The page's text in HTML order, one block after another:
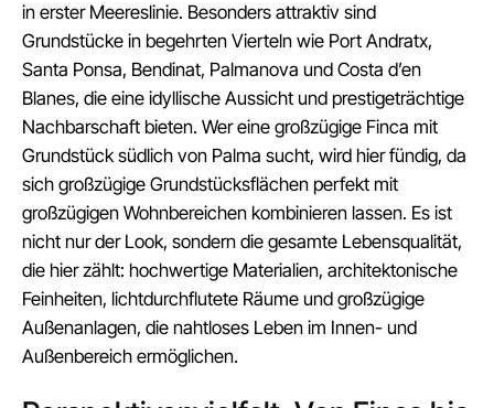
in erster Meereslinie. Besonders attraktiv sind
Grundstücke in begehrten Vierteln wie Port Andratx,
Santa Ponsa, Bendinat, Palmanova und Costa d’en
Blanes, die eine idyllische Aussicht und prestigeträchtige
Nachbarschaft bieten. Wer eine großzügige Finca mit
Grundstück südlich von Palma sucht, wird hier fündig, da
sich großzügige Grundstücksflächen perfekt mit
großzügigen Wohnbereichen kombinieren lassen. Es ist
nicht nur der Look, sondern die gesamte Lebensqualität,
die hier zählt: hochwertige Materialien, architektonische
Feinheiten, lichtdurchflutete Räume und großzügige
Außenanlagen, die nahtloses Leben im Innen- und
Außenbereich ermöglichen.